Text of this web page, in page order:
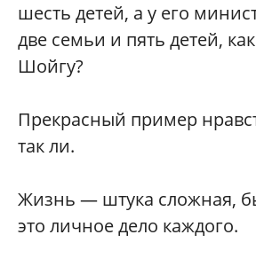
шесть детей, а у его
две семьи и пять детей,
Шойгу?
Прекрасный пример
так ли.
Жизнь — штука сложная,
это личное дело каждого.